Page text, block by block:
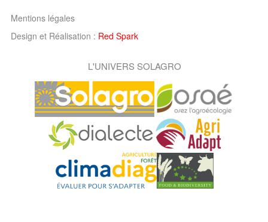
Mentions légales
Design et Réalisation : Red Spark
L'UNIVERS SOLAGRO